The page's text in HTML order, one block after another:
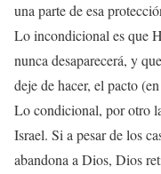
una parte de esa
Lo incondicional es que
nunca desaparecerá, y
deje de hacer, el pacto
Lo condicional, por otro
Israel. Si a pesar de los
abandona a Dios, Dios